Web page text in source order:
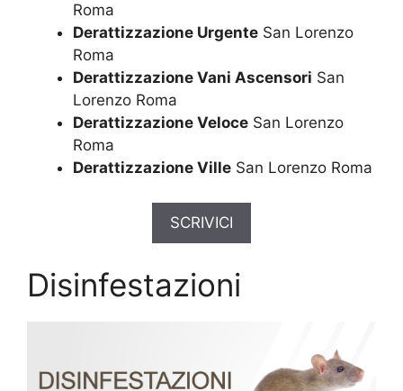
Roma
Derattizzazione Urgente San Lorenzo
Roma
Derattizzazione Vani Ascensori San
Lorenzo Roma
Derattizzazione Veloce San Lorenzo
Roma
Derattizzazione Ville San Lorenzo Roma
SCRIVICI
Disinfestazioni